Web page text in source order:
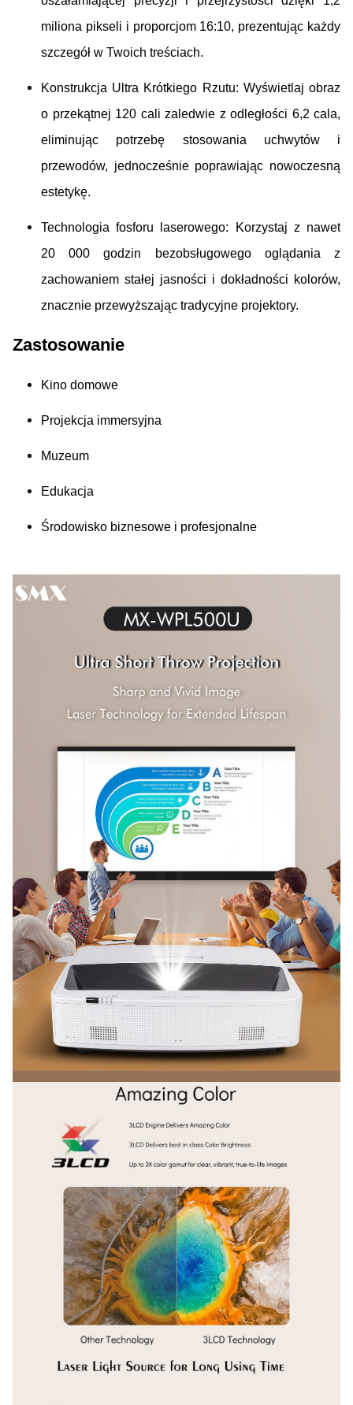
miliona pikseli i proporcjom 16:10, prezentując każdy
szczegół w Twoich treściach.
Konstrukcja Ultra Krótkiego Rzutu: Wyświetlaj obraz
o przekątnej 120 cali zaledwie z odległości 6,2 cala,
eliminując potrzebę stosowania uchwytów i
przewodów, jednocześnie poprawiając nowoczesną
estetykę.
Technologia fosforu laserowego: Korzystaj z nawet
20 000 godzin bezobsługowego oglądania z
zachowaniem stałej jasności i dokładności kolorów,
znacznie przewyższając tradycyjne projektory.
Zastosowanie
Kino domowe
Projekcja immersyjna
Muzeum
Edukacja
Środowisko biznesowe i profesjonalne